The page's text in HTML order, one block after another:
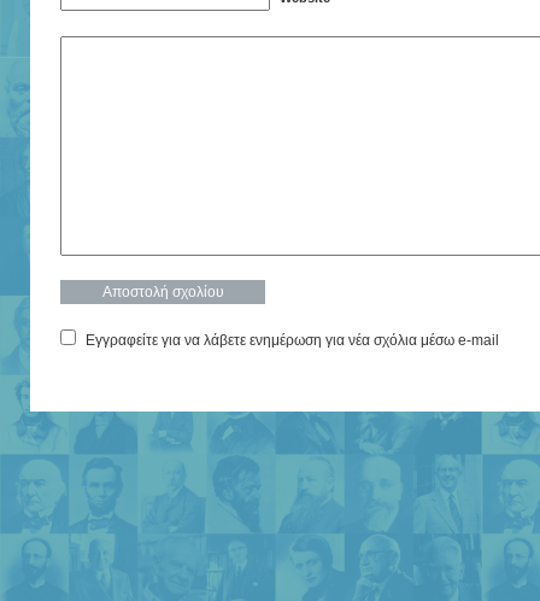
Εγγραφείτε για να λάβετε ενημέρωση για νέα σχόλια μέσω e-mail